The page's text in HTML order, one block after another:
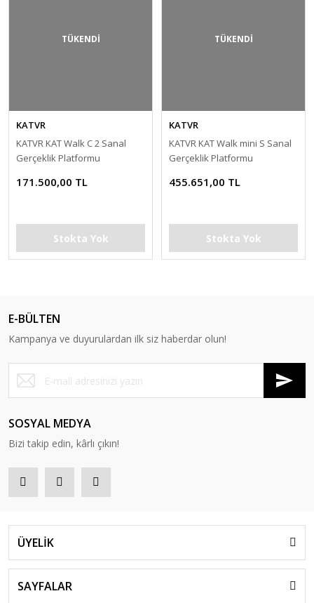
TÜKENDİ
KATVR
KATVR KAT Walk C 2 Sanal
Gerçeklik Platformu
171.500,00 TL
Stokta Yok
TÜKENDİ
KATVR
KATVR KAT Walk mini S Sanal
Gerçeklik Platformu
455.651,00 TL
Stokta Yok
E-BÜLTEN
Kampanya ve duyurulardan ilk siz haberdar olun!
SOSYAL MEDYA
Bizi takip edin, kârlı çıkın!
ÜYELİK
SAYFALAR